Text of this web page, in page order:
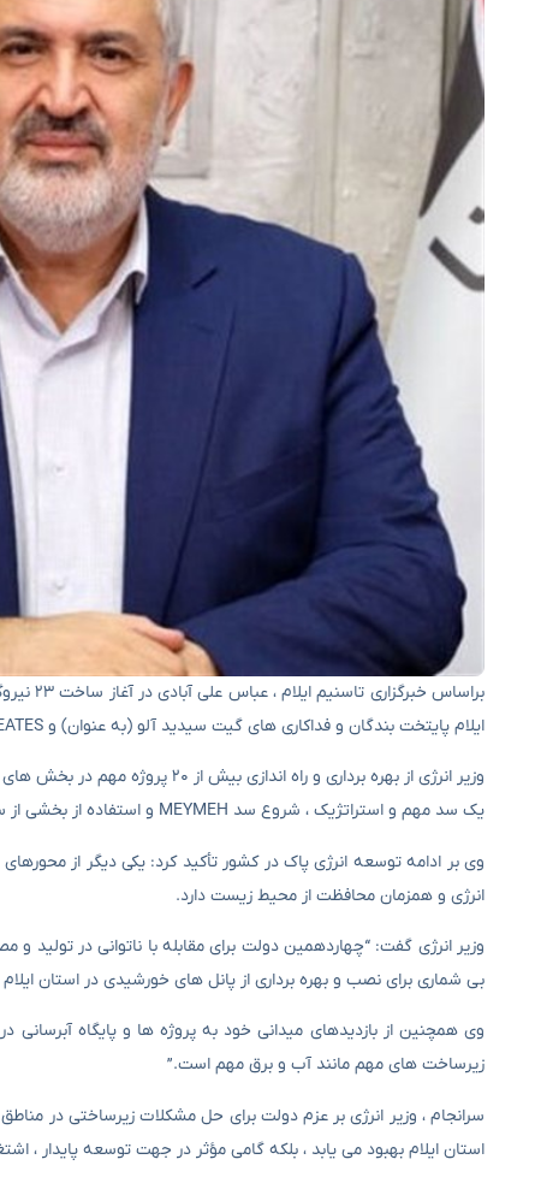
ایلام پایتخت بندگان و فداکاری های گیت سیدید آلو (به عنوان) و PBREATES PRAPHEATES از PRBY (AS) است. پایدار ، زیرساخت های خود را تقویت کنید.
یک سد مهم و استراتژیک ، شروع سد MEYMEH و استفاده از بخشی از سیستم انتقال آب گرمسیری است.
انرژی و همزمان محافظت از محیط زیست دارد.
وزیر انرژی گفت: “چهاردهمین دولت برای مقابله با ناتوانی در تولید
بی شماری برای نصب و بهره برداری از پانل های خورشیدی در استان
وی همچنین از بازدیدهای میدانی خود به پروژه ها و پایگاه آبرسانی
زیرساخت های مهم مانند آب و برق مهم است.”
سرانجام ، وزیر انرژی بر عزم دولت برای حل مشکلات زیرساختی در
استان ایلام بهبود می یابد ، بلکه گامی مؤثر در جهت توسعه پایدار ،